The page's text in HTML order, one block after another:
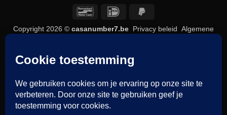
BancontactIDeal
Copyright 2026 © casanumber7.be Privacy beleid Algemene